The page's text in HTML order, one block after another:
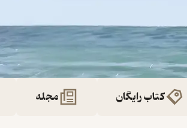
کتاب رایگان مجله